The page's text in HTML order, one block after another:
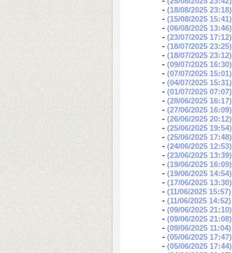
- (18/08/2025 23:18)
- (15/08/2025 15:41)
- (06/08/2025 13:46)
- (23/07/2025 17:12)
- (18/07/2025 23:25)
- (18/07/2025 23:12)
- (09/07/2025 16:30)
- (07/07/2025 15:01)
- (04/07/2025 15:31)
- (01/07/2025 07:07)
- (28/06/2025 16:17)
- (27/06/2025 16:09)
- (26/06/2025 20:12)
- (25/06/2025 19:54)
- (25/06/2025 17:48)
- (24/06/2025 12:53)
- (23/06/2025 13:39)
- (19/06/2025 16:09)
- (19/06/2025 14:54)
- (17/06/2025 13:30)
- (11/06/2025 15:57)
- (11/06/2025 14:52)
- (09/06/2025 21:10)
- (09/06/2025 21:08)
- (09/06/2025 11:04)
- (05/06/2025 17:47)
- (05/06/2025 17:44)